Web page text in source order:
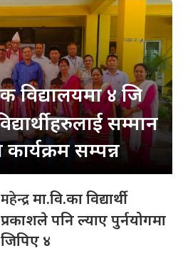
विद्यालयमा ४ जि
सम्मान
सम्पन्न
महेन्द्रमा.वि.का विद्यार्थी
प्रकाशले पनि ल्याए पुर्नयोगमा
जिपिए ४